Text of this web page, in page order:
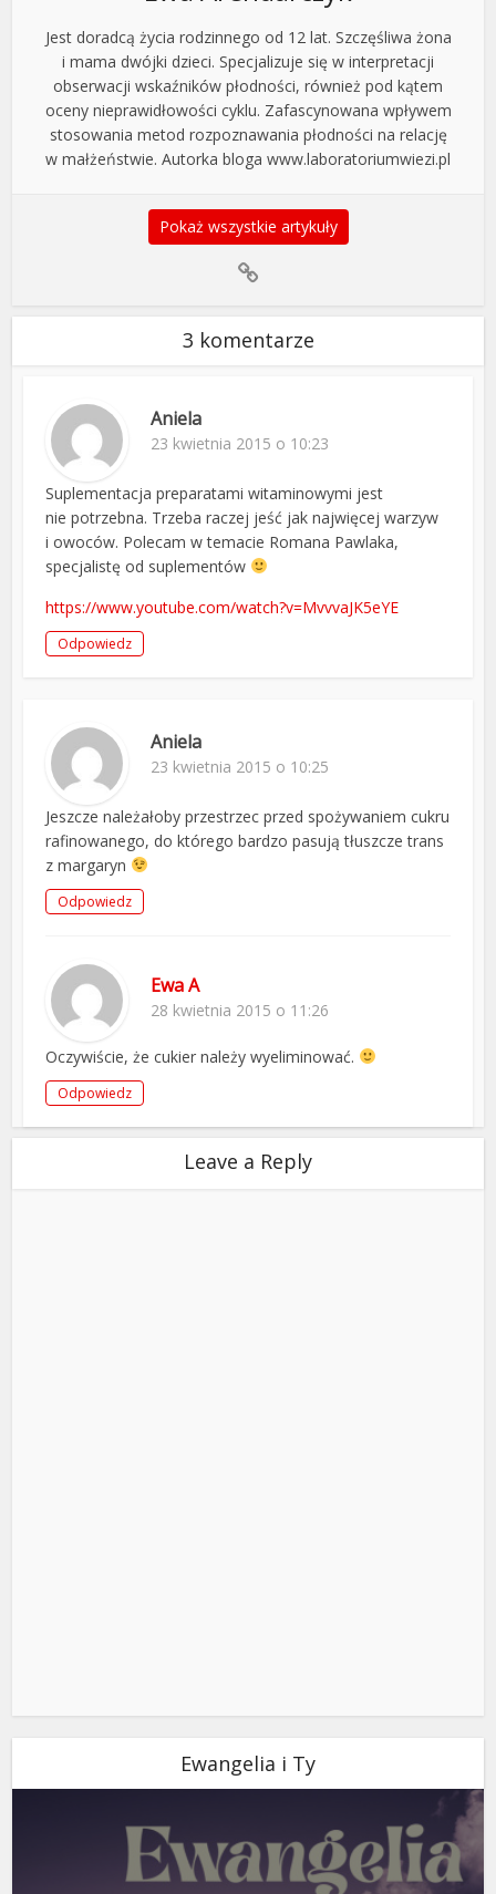
Jest doradcą życia rodzinnego od 12 lat. Szczęśliwa żona
i mama dwójki dzieci. Specjalizuje się w interpretacji
obserwacji wskaźników płodności, również pod kątem
oceny nieprawidłowości cyklu. Zafascynowana wpływem
stosowania metod rozpoznawania płodności na relację
w małżeństwie. Autorka bloga www.laboratoriumwiezi.pl
Pokaż wszystkie artykuły
3 komentarze
Aniela
23 kwietnia 2015 o 10:23
Suplementacja preparatami witaminowymi jest
nie potrzebna. Trzeba raczej jeść jak najwięcej warzyw
i owoców. Polecam w temacie Romana Pawlaka,
specjalistę od suplementów
https://www.youtube.com/watch?v=MvvvaJK5eYE
Odpowiedz
Aniela
23 kwietnia 2015 o 10:25
Jeszcze należałoby przestrzec przed spożywaniem cukru
rafinowanego, do którego bardzo pasują tłuszcze trans
z margaryn
Odpowiedz
Ewa A
28 kwietnia 2015 o 11:26
Oczywiście, że cukier należy wyeliminować.
Odpowiedz
Leave a Reply
Ewangelia i Ty